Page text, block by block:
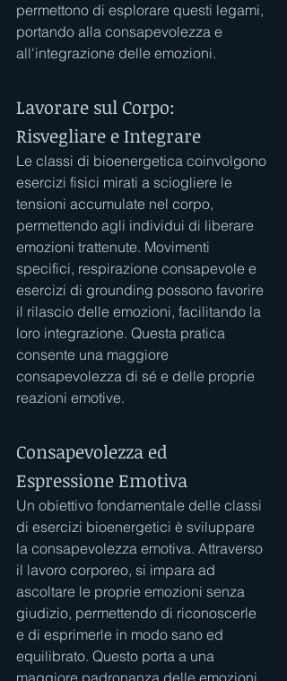
permettono di esplorare questi legami,
portando alla consapevolezza e
all'integrazione delle emozioni.
Lavorare sul Corpo:
Risvegliare e Integrare
Le classi di bioenergetica coinvolgono
esercizi fisici mirati a sciogliere le
tensioni accumulate nel corpo,
permettendo agli individui di liberare
emozioni trattenute. Movimenti
specifici, respirazione consapevole e
esercizi di grounding possono favorire
il rilascio delle emozioni, facilitando la
loro integrazione. Questa pratica
consente una maggiore
consapevolezza di sé e delle proprie
reazioni emotive.
Consapevolezza ed
Espressione Emotiva
Un obiettivo fondamentale delle classi
di esercizi bioenergetici è sviluppare
la consapevolezza emotiva. Attraverso
il lavoro corporeo, si impara ad
ascoltare le proprie emozioni senza
giudizio, permettendo di riconoscerle
e di esprimerle in modo sano ed
equilibrato. Questo porta a una
maggiore padronanza delle emozioni